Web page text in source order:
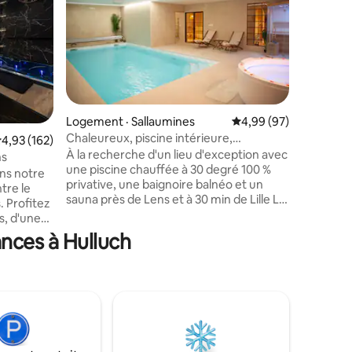
moyenne de 4,93 sur 5, 162 commentaires
4,93 (162)
notre
le
Profitez
d'une
260cm
d'une
Logement · Sallaumines Note moyenne de
4,99 (97)
Chaleureux, piscine intérieure,
spa/sauna,évasion
À la recherche d'un lieu d'exception avec
une piscine chauffée à 30 degré 100 %
privative, une baignoire balnéo et un
sauna près de Lens et à 30 min de Lille La
moment d'évasion la plus totale avec son
ambiance dépaysante, cozy au style bali.
à Hulluch